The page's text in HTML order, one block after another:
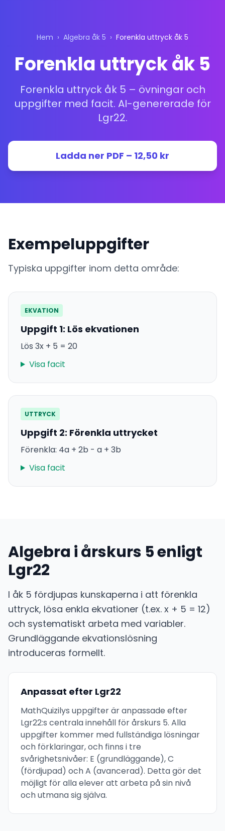
Hem › Algebra åk 5 › Forenkla uttryck åk 5
Forenkla uttryck åk 5
Forenkla uttryck åk 5 – övningar och
uppgifter med facit. AI-genererade för
Lgr22.
Ladda ner PDF – 12,50 kr
Exempeluppgifter
Typiska uppgifter inom detta område:
EKVATION
Uppgift 1: Lös ekvationen
Lös 3x + 5 = 20
Visa facit
UTTRYCK
Uppgift 2: Förenkla uttrycket
Förenkla: 4a + 2b - a + 3b
Visa facit
Algebra i årskurs 5 enligt
Lgr22
I åk 5 fördjupas kunskaperna i att förenkla
uttryck, lösa enkla ekvationer (t.ex. x + 5 = 12)
och systematiskt arbeta med variabler.
Grundläggande ekvationslösning
introduceras formellt.
Anpassat efter Lgr22
MathQuizilys uppgifter är anpassade efter
Lgr22:s centrala innehåll för årskurs 5. Alla
uppgifter kommer med fullständiga lösningar
och förklaringar, och finns i tre
svårighetsnivåer: E (grundläggande), C
(fördjupad) och A (avancerad). Detta gör det
möjligt för alla elever att arbeta på sin nivå
och utmana sig själva.